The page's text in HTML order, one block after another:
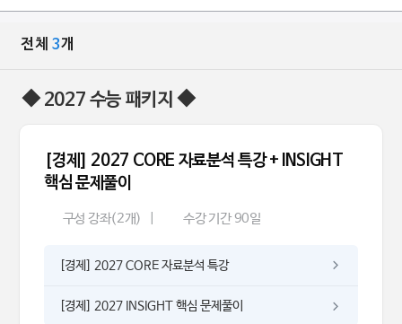
전체 3개
◆ 2027 수능 패키지 ◆
[경제] 2027 CORE 자료분석 특강 + INSIGHT
핵심 문제풀이
구성 강좌(2개) 수강 기간 90일
[경제] 2027 CORE 자료분석 특강
[경제] 2027 INSIGHT 핵심 문제풀이